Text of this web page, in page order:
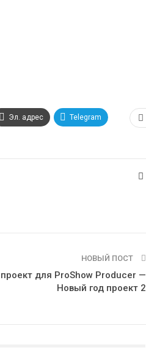
Эл. адрес Telegram
НОВЫЙ ПОСТ
для ProShow Producer —
Новый год проект 2